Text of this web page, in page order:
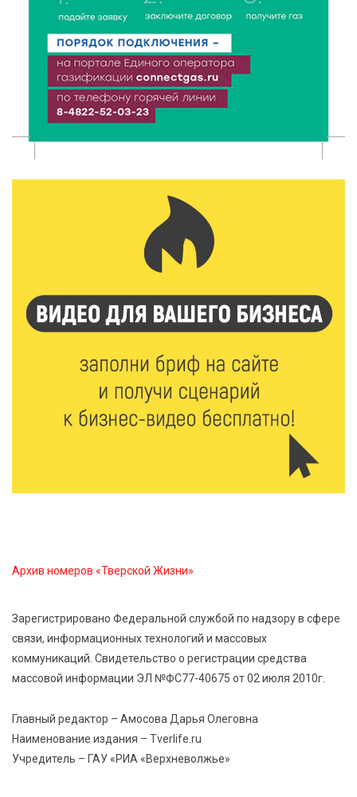
хореографией
6 Авг 2026 16:08 466
Виталий Королев наградил строителей и
анонсировал новые проекты
6 Авг 2026 16:02 200
Калининские футболисты представят Тверскую
область на всероссийском марафоне «Земля
6 Авг 2026 15:48 530
Голубев проверил школы и детсады Зубцова к 1
6 Авг 2026 15:01 312
От Твери до Москвы: выставка художника
Владимира Васильева о героях СВО проходит в РГБ
ленту по мотивам басни «Карась»
6 Авг 2026 13:38 412
спортивной столицей России
Архив номеров «Тверской Жизни»
Зарегистрировано Федеральной службой по надзору в сфере
связи, информационных технологий и массовых
коммуникаций. Свидетельство о регистрации средства
массовой информации ЭЛ №ФС77-40675 от 02 июля 2010г.
Главный редактор – Амосова Дарья Олеговна
Наименование издания – Tverlife.ru
Учредитель – ГАУ «РИА «Верхневолжье»